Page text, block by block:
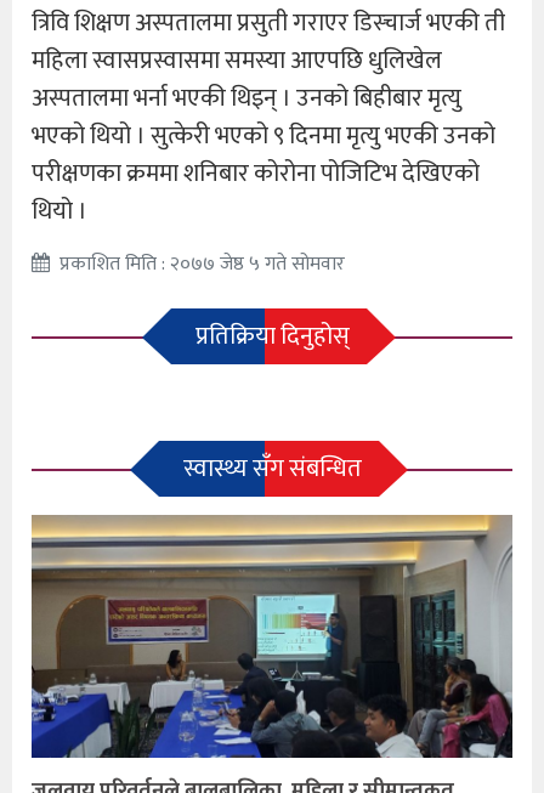
त्रिवि शिक्षण अस्पतालमा प्रसुती गराएर डिस्चार्ज भएकी ती
महिला स्वासप्रस्वासमा समस्या आएपछि धुलिखेल
अस्पतालमा भर्ना भएकी थिइन् । उनको बिहीबार मृत्यु
भएको थियो । सुत्केरी भएको ९ दिनमा मृत्यु भएकी उनको
परीक्षणका क्रममा शनिबार कोरोना पोजिटिभ देखिएको
थियो ।
प्रकाशित मिति : २०७७ जेष्ठ ५ गते सोमवार
प्रतिक्रिया दिनुहोस्
स्वास्थ्य सँग संबन्धित